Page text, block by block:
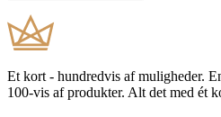
Et kort - hundredvis af muligheder.
100-vis af produkter. Alt det med ét